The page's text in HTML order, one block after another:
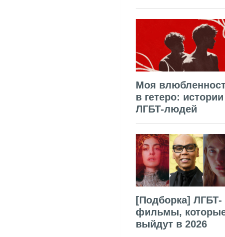
Моя
в гетеро: истории
ЛГБТ-людей
[Подборка] ЛГБТ-
фильмы,
выйдут в 2026